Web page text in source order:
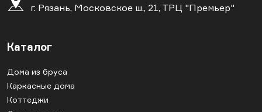
г. Рязань, Московское ш., 21, ТРЦ "Премьер"
Каталог
Дома из бруса
Каркасные дома
Коттеджи